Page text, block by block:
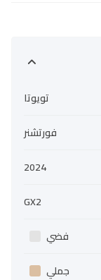
تويوتا
فورتشنر
2024
GX2
فضي
جملي